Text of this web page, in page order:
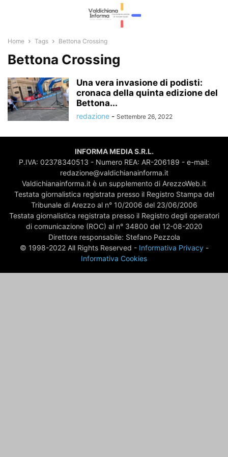
Home Tags Bettona Crossing
Bettona Crossing
Una vera invasione di podisti:
cronaca della quinta edizione del
Bettona...
redazione - Settembre 26, 2022
INFORMA MEDIA S.R.L.
P.IVA: 02378340513 - Numero REA: AR-206189 - e-mail:
redazione@valdichianainforma.it
Valdichianainforma.it è un supplemento di ArezzoWeb.it
Testata giornalistica registrata presso il Registro Stampa del
Tribunale di Arezzo al n° 10/2006 del 23/06/2006
Testata giornalistica registrata presso il Registro degli operatori
di comunicazione (ROC) al n° 34800 del 12-08-2020
Direttore responsabile: Stefano Pezzola
© 1998-2022 All Rights Reserved - Informativa Privacy-
Informativa Cookies